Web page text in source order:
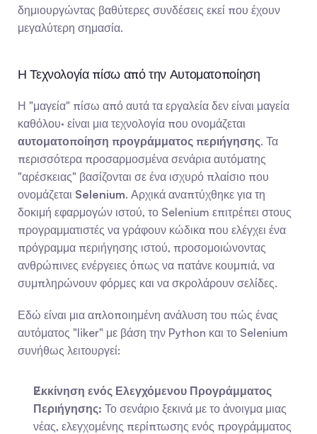
δημιουργώντας βαθύτερες συνδέσεις εκεί που έχουν
μεγαλύτερη σημασία.
Η Τεχνολογία πίσω από την Αυτοματοποίηση
Η "μαγεία" πίσω από αυτά τα εργαλεία δεν είναι μαγεία
αυτοματοποίηση προγράμματος περιήγησης. Τα
περισσότερα προσαρμοσμένα σενάρια αυτόματης
"αρέσκειας" βασίζονται σε ένα ισχυρό πλαίσιο που
ονομάζεται Selenium. Αρχικά αναπτύχθηκε για τη
δοκιμή εφαρμογών ιστού, το Selenium επιτρέπει στους
προγραμματιστές να γράφουν κώδικα που ελέγχει ένα
πρόγραμμα περιήγησης ιστού, προσομοιώνοντας
ανθρώπινες ενέργειες όπως να πατάνε κουμπιά, να
συμπληρώνουν φόρμες και να σκρολάρουν σελίδες.
Εδώ είναι μια απλοποιημένη ανάλυση του πώς ένας
αυτόματος "liker" με βάση την Python και το Selenium
συνήθως λειτουργεί:
Εκκίνηση ενός Ελεγχόμενου Προγράμματος
Περιήγησης: Το σενάριο ξεκινά με το άνοιγμα μιας
νέας, ελεγχομένης περίπτωσης ενός προγράμματος